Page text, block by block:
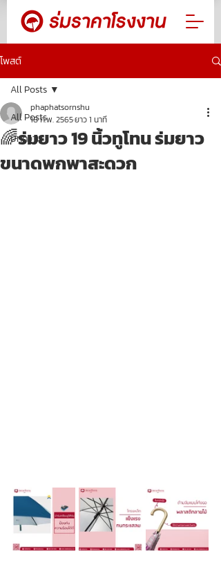
โพสต์
All Posts
บทความ
All Posts
🌈ร่มยาว 19 นิ้วทูโทน ร่มยาว
ขนาดพกพาสะดวก
phaphatsornshu
18 ก.พ. 2565ยาว 1 นาที